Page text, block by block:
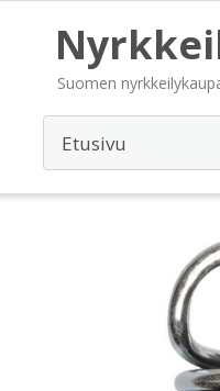
Suomen